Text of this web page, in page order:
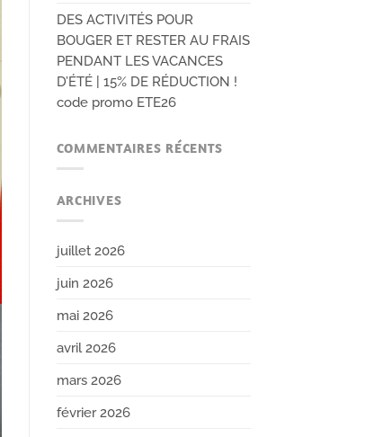
DES ACTIVITÉS POUR
BOUGER ET RESTER AU FRAIS
PENDANT LES VACANCES
D’ÉTÉ | 15% DE RÉDUCTION !
code promo ETE26
COMMENTAIRES RÉCENTS
ARCHIVES
juillet 2026
juin 2026
mai 2026
avril 2026
mars 2026
février 2026